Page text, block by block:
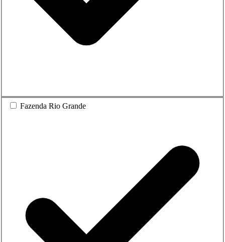
Fazenda Rio Grande